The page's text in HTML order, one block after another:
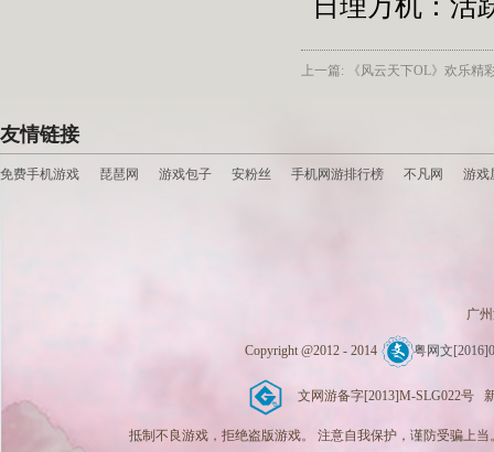
日理万机：活
上一篇: 《风云天下OL》欢乐精
友情链接
免费手机游戏 琵琶网 游戏包子 安粉丝 手机网游排行榜 不凡网 游戏
广
Copyright @2012 - 2014 粤网文
文网游备字[2013]M-SLG022号
抵制不良游戏，拒绝盗版游戏。 注意自我保护，谨防受骗上